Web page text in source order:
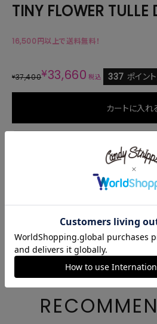
TINY FLOWER TULLE
16,500円以上で送料無料！
¥37,400¥33,660 税込 337 ポイン
カートに入れ
商品説明
サイズ・素材
ご注文後のキャンセル・